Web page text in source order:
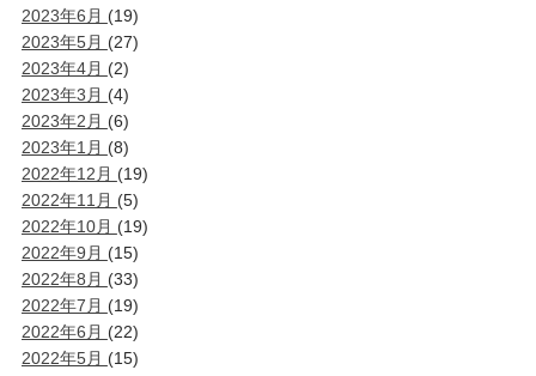
2023年6月 (19)
2023年5月 (27)
2023年4月 (2)
2023年3月 (4)
2023年2月 (6)
2023年1月 (8)
2022年12月 (19)
2022年11月 (5)
2022年10月 (19)
2022年9月 (15)
2022年8月 (33)
2022年7月 (19)
2022年6月 (22)
2022年5月 (15)